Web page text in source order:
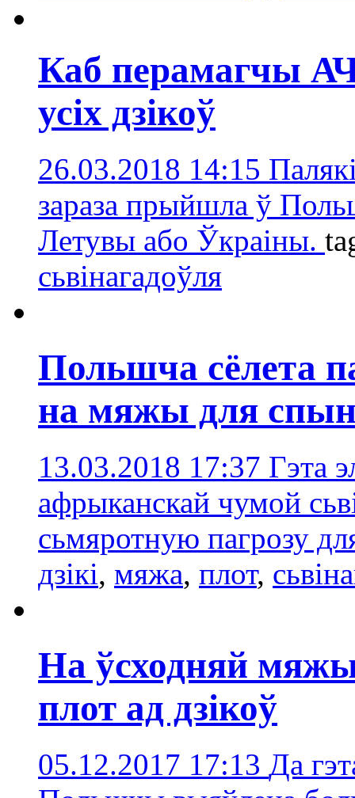
Каб перамагчы
усіх дзікоў
26.03.2018 14:15
зараза прыйшла ў
Летувы або Ўкраіны.
сьвінагадоўля
Польшча сёлета
на мяжы для
13.03.2018 17:37 Гэта
афрыканскай чумой
сьмяротную пагрозу
дзікі, мяжа, плот,
На ўсходняй
плот ад дзікоў
05.12.2017 17:13 Да